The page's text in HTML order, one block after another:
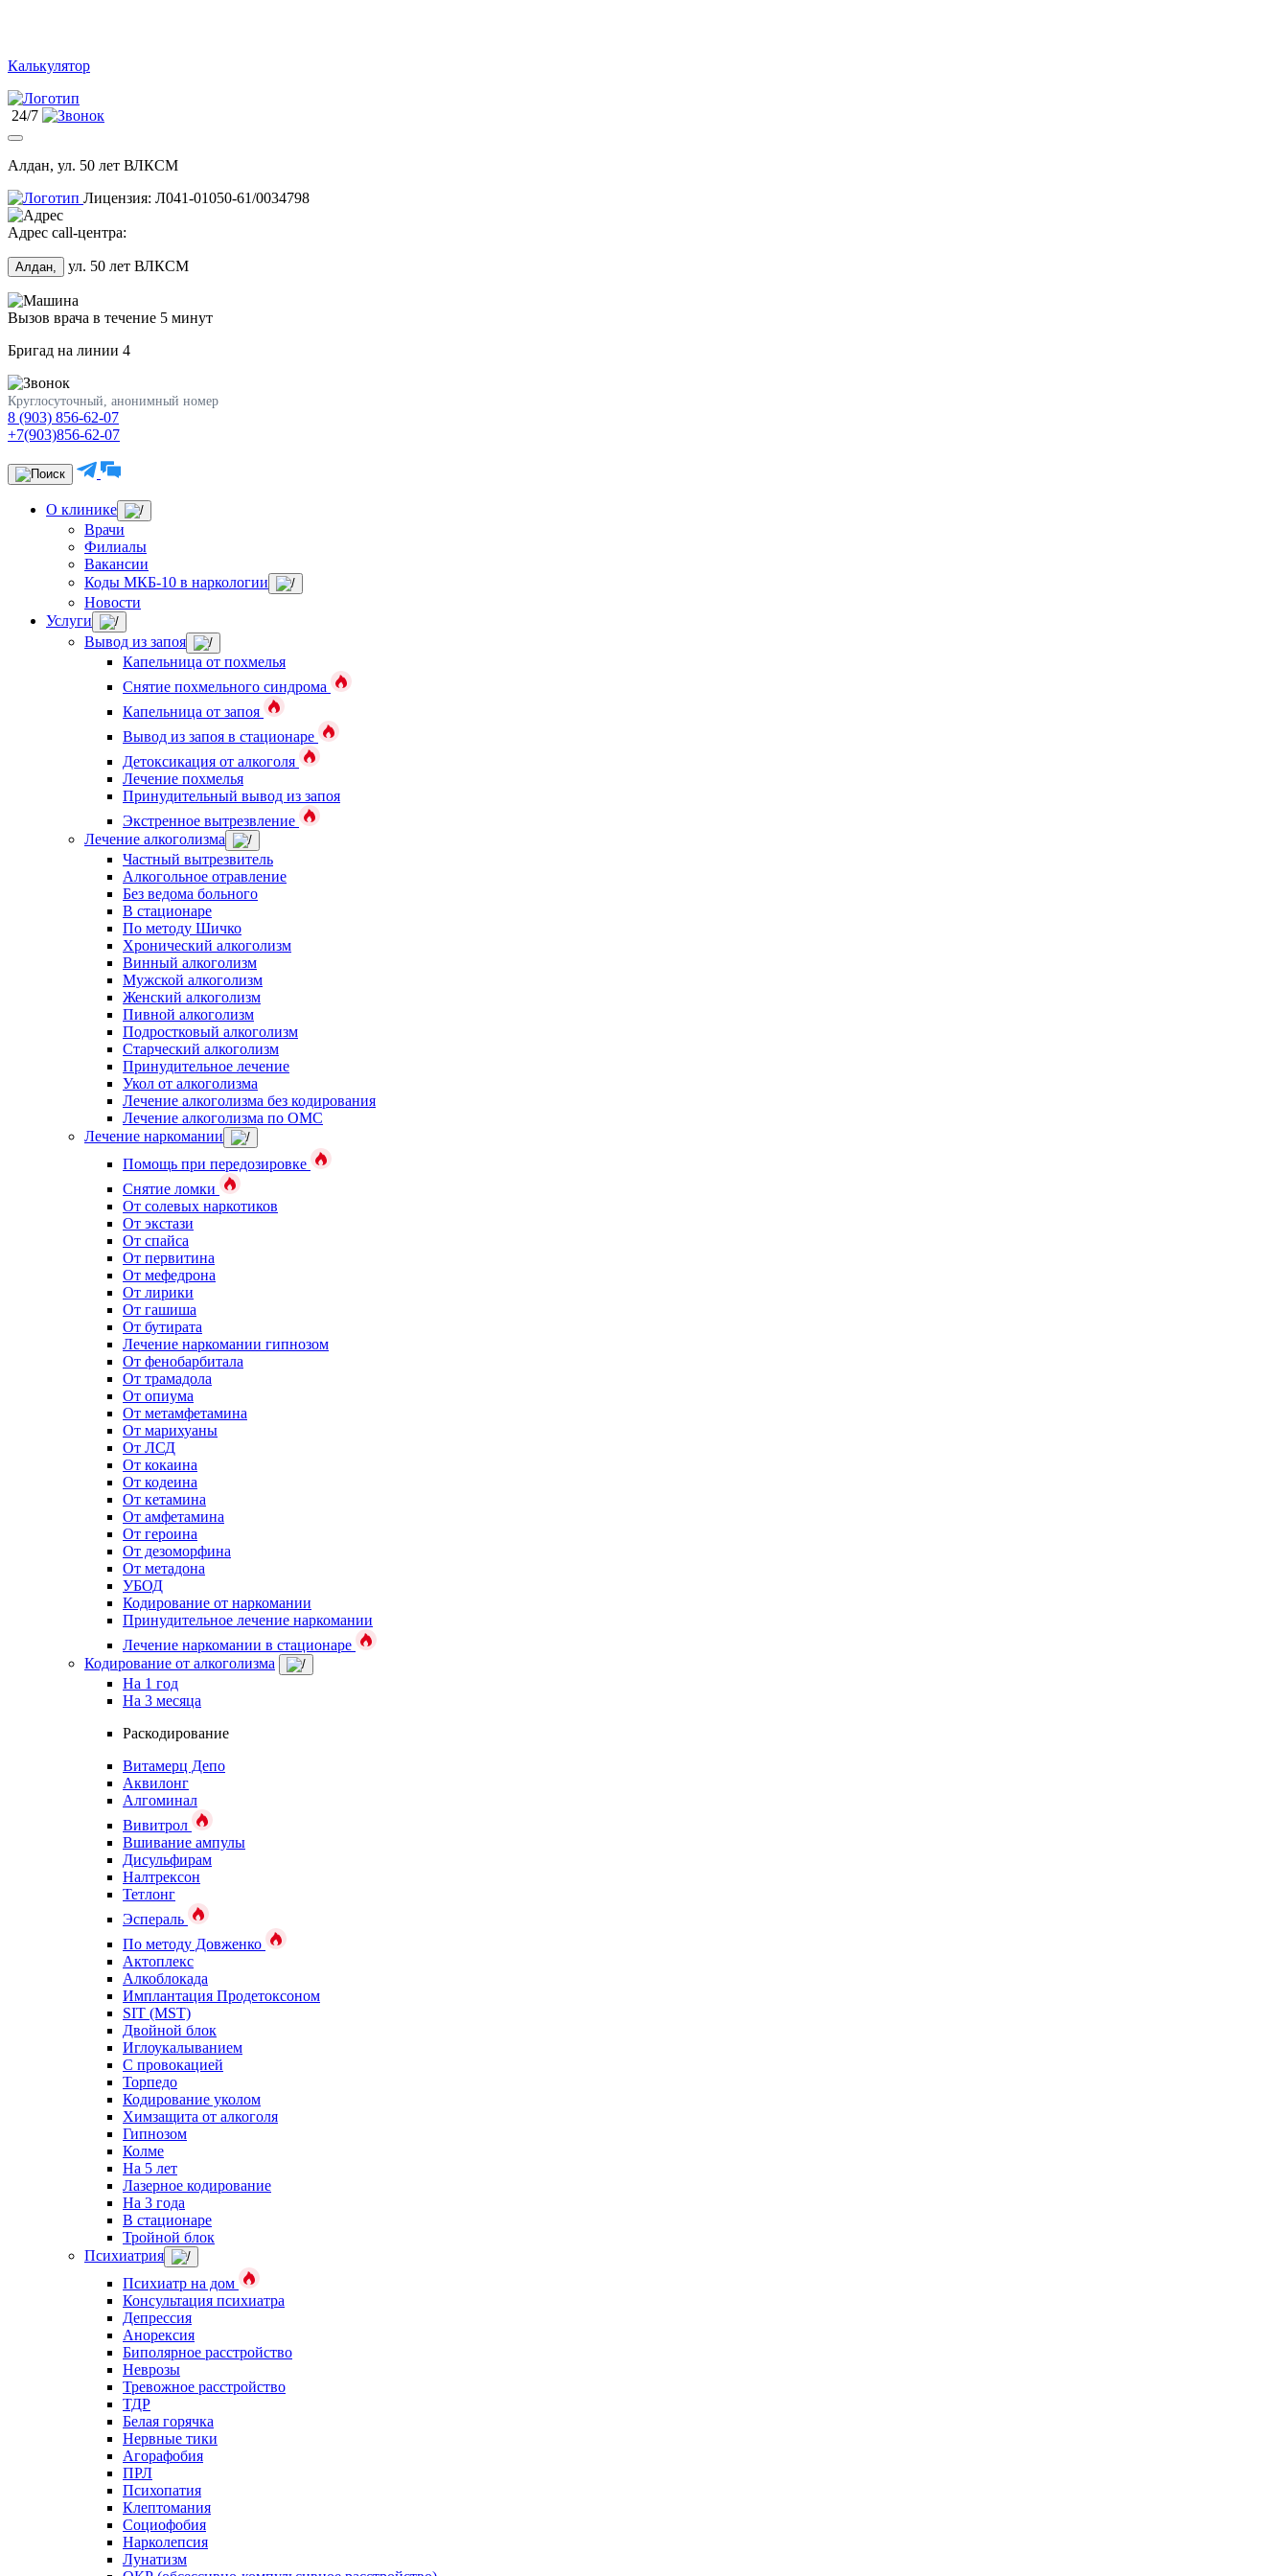
Калькулятор
24/7
Алдан, ул. 50 лет ВЛКСМ
Лицензия: Л041-01050-61/0034798
Адрес call-центра:
Алдан, ул. 50 лет ВЛКСМ
Вызов врача в течение 5 минут
Бригад на линии 4
Круглосуточный, анонимный номер
8 (903) 856-62-07
+7(903)856-62-07
О клинике
Врачи
Филиалы
Вакансии
Коды МКБ-10 в наркологии
Новости
Услуги
Вывод из запоя
Капельница от похмелья
Снятие похмельного синдрома
Капельница от запоя
Вывод из запоя в стационаре
Детоксикация от алкоголя
Лечение похмелья
Принудительный вывод из запоя
Экстренное вытрезвление
Лечение алкоголизма
Частный вытрезвитель
Алкогольное отравление
Без ведома больного
В стационаре
По методу Шичко
Хронический алкоголизм
Винный алкоголизм
Мужской алкоголизм
Женский алкоголизм
Пивной алкоголизм
Подростковый алкоголизм
Старческий алкоголизм
Принудительное лечение
Укол от алкоголизма
Лечение алкоголизма без кодирования
Лечение алкоголизма по ОМС
Лечение наркомании
Помощь при передозировке
Снятие ломки
От солевых наркотиков
От экстази
От спайса
От первитина
От мефедрона
От лирики
От гашиша
От бутирата
Лечение наркомании гипнозом
От фенобарбитала
От трамадола
От опиума
От метамфетамина
От марихуаны
От ЛСД
От кокаина
От кодеина
От кетамина
От амфетамина
От героина
От дезоморфина
От метадона
УБОД
Кодирование от наркомании
Принудительное лечение наркомании
Лечение наркомании в стационаре
Кодирование от алкоголизма
На 1 год
На 3 месяца
Раскодирование
Витамерц Депо
Аквилонг
Алгоминал
Вивитрол
Вшивание ампулы
Дисульфирам
Налтрексон
Тетлонг
Эспераль
По методу Довженко
Актоплекс
Алкоблокада
Имплантация Продетоксоном
SIT (MST)
Двойной блок
Иглоукалыванием
С провокацией
Торпедо
Кодирование уколом
Химзащита от алкоголя
Гипнозом
Колме
На 5 лет
Лазерное кодирование
На 3 года
В стационаре
Тройной блок
Психиатрия
Психиатр на дом
Консультация психиатра
Депрессия
Анорексия
Биполярное расстройство
Неврозы
Тревожное расстройство
ТДР
Белая горячка
Нервные тики
Агорафобия
ПРЛ
Психопатия
Клептомания
Социофобия
Нарколепсия
Лунатизм